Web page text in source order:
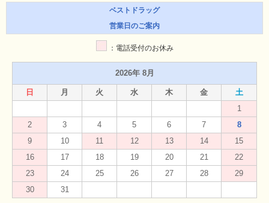
ベストドラッグ
営業日のご案内
：電話受付のお休み
2026年 8月
日 月 火 水 木 金
土
1
2
3 4 5 6 7
8
9
10 11 12 13 14
15
16
17 18 19 20 21
22
23
24 25 26 27 28
29
30
31